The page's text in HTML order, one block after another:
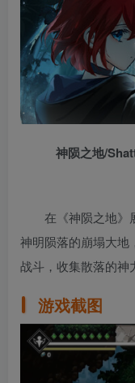
神陨之地/
在《神陨之地》
神明陨落的崩塌大地
战斗，收集散落的神
游戏截图